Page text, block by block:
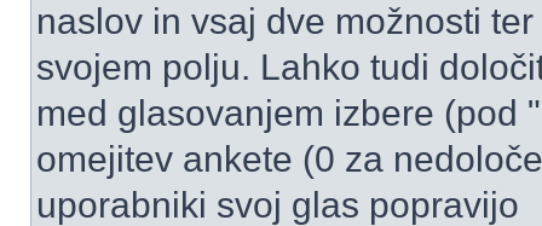
naslov in vsaj dve možnosti
svojem polju. Lahko tudi
med glasovanjem izbere (pod
omejitev ankete (0 za
uporabniki svoj glas popravijo